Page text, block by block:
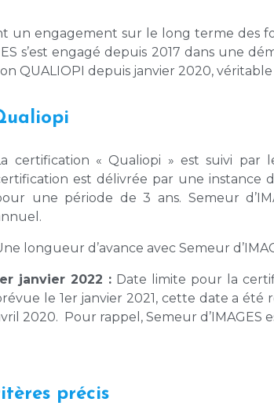
un engagement sur le long terme des
s’est engagé depuis 2017 dans une
QUALIOPI depuis janvier 2020,
certification « Qualiopi » est suivi par
est délivrée par une instance
une période de 3 ans. Semeur
longueur d’avance avec Semeur
janvier 2022 : Date limite pour la
le 1er janvier 2021, cette date a
2020. Pour rappel, Semeur d’IMAGES
précis